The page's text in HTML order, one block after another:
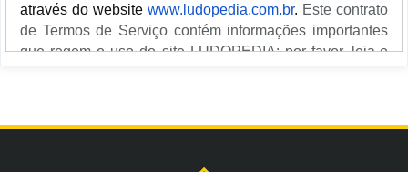
através do website www.ludopedia.com.br. Este contrato
de Termos de Serviço contém informações importantes
que regem o uso do site LUDOPEDIA; por favor, leia-o